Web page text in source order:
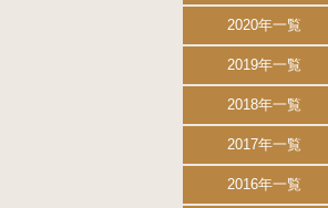
2020年一覧
2019年一覧
2018年一覧
2017年一覧
2016年一覧